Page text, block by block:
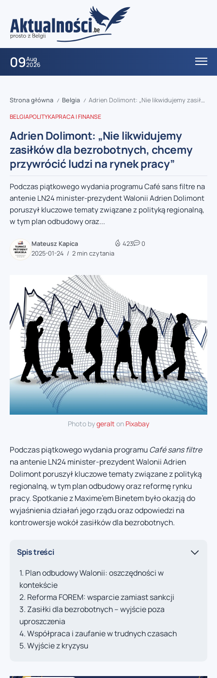
09Aug
2026
Strona główna / Belgia / Adrien Dolimont: „Nie likwidujemy zasiłków dla bezrobotnych, chcemy przywrócić ludzi na rynek pracy”
BELGIAPOLITYKAPRACA I FINANSE
Adrien Dolimont: „Nie likwidujemy
zasiłków dla bezrobotnych, chcemy
przywrócić ludzi na rynek pracy”
Podczas piątkowego wydania programu Café sans filtre na
antenie LN24 minister-prezydent Walonii Adrien Dolimont
poruszył kluczowe tematy związane z polityką regionalną,
w tym plan odbudowy oraz...
Mateusz Kapica
2025-01-24
2 min czytania
423 0
Photo bygeralt on Pixabay
Podczas piątkowego wydania programuCafé sans filtre
na antenie LN24 minister-prezydent Walonii Adrien
Dolimont poruszył kluczowe tematy związane z polityką
regionalną, w tym plan odbudowy oraz reformę rynku
pracy. Spotkanie z Maxime’em Binetem było okazją do
wyjaśnienia działań jego rządu oraz odpowiedzi na
kontrowersje wokół zasiłków dla bezrobotnych.
Spis treści
Plan odbudowy Walonii: oszczędności w
kontekście
Reforma FOREM: wsparcie zamiast sankcji
Zasiłki dla bezrobotnych – wyjście poza
uproszczenia
Współpraca i zaufanie w trudnych czasach
Wyjście z kryzysu